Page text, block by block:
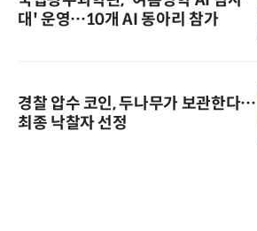
대' 운영…10개 AI 동아리 참가
경찰 압수 코인, 두나무가 보관한다…
최종 낙찰자 선정